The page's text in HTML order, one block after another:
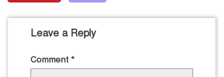
Leave a Reply
Comment *